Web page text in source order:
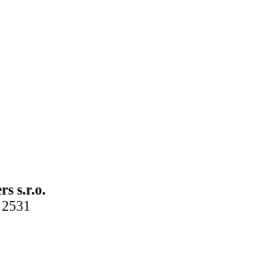
s.r.o.